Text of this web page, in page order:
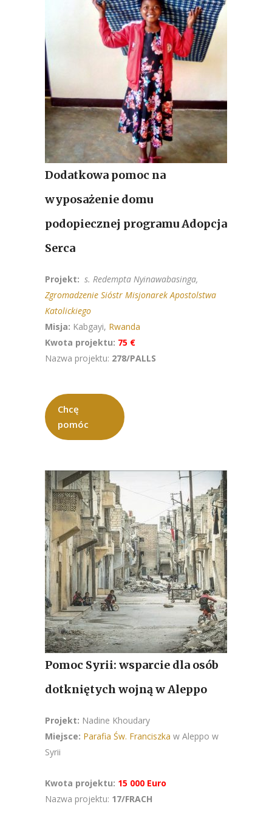
Dodatkowa pomoc na
wyposażenie domu
podopiecznej programu Adopcja
Serca
Projekt: s. Redempta Nyinawabasinga,
Zgromadzenie Sióstr Misjonarek Apostolstwa
Katolickiego
Misja: Kabgayi, Rwanda
Kwota projektu: 75 €
Nazwa projektu: 278/PALLS
Chcę
pomóc
Pomoc Syrii: wsparcie dla osób
dotkniętych wojną w Aleppo
Projekt: Nadine Khoudary
Miejsce: Parafia Św. Franciszka w Aleppo w
Syrii
Kwota projektu: 15 000 Euro
Nazwa projektu: 17/FRACH